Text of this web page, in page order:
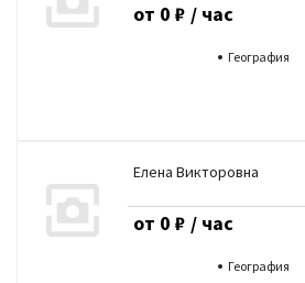
География
от 0 ₽ / час
География
от 0 ₽ / час
Елена Викторовна